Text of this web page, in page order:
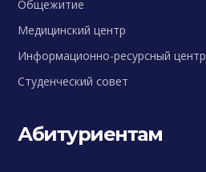
Общежитие
Медицинский центр
Информационно-ресурсный центр
Студенческий совет
Абитуриентам